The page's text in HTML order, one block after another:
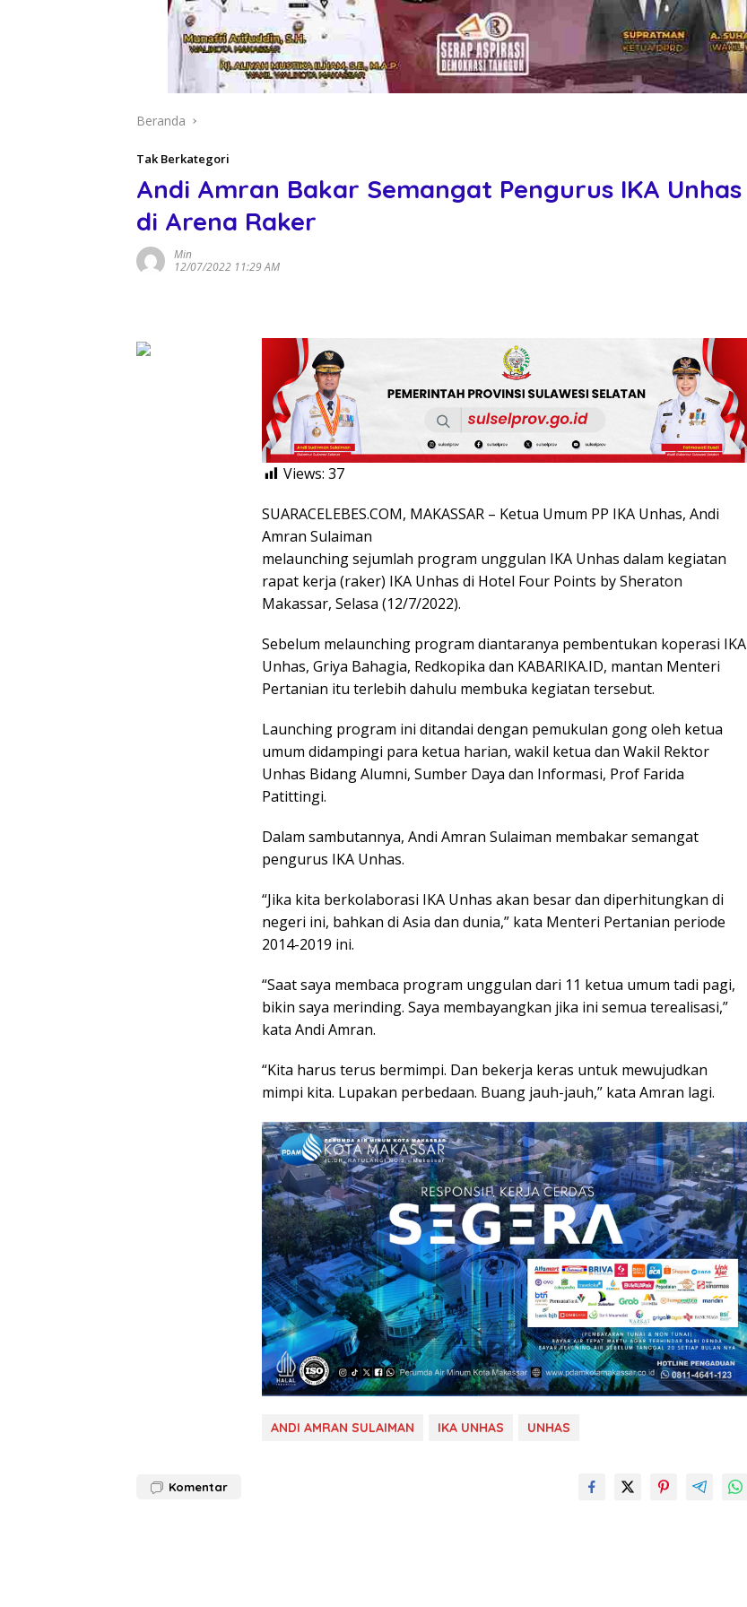
Beranda
Tak Berkategori
Andi Amran Bakar Semangat Pengurus IKA Unhas
di Arena Raker
Min
12/07/2022 11:29 AM
Views: 37
SUARACELEBES.COM, MAKASSAR – Ketua Umum PP IKA Unhas, Andi
Amran Sulaiman
melaunching sejumlah program unggulan IKA Unhas dalam kegiatan
rapat kerja (raker) IKA Unhas di Hotel Four Points by Sheraton
Makassar, Selasa (12/7/2022).
Sebelum melaunching program diantaranya pembentukan koperasi IKA
Unhas, Griya Bahagia, Redkopika dan KABARIKA.ID, mantan Menteri
Pertanian itu terlebih dahulu membuka kegiatan tersebut.
Launching program ini ditandai dengan pemukulan gong oleh ketua
umum didampingi para ketua harian, wakil ketua dan Wakil Rektor
Unhas Bidang Alumni, Sumber Daya dan Informasi, Prof Farida
Patittingi.
Dalam sambutannya, Andi Amran Sulaiman membakar semangat
pengurus IKA Unhas.
“Jika kita berkolaborasi IKA Unhas akan besar dan diperhitungkan di
negeri ini, bahkan di Asia dan dunia,” kata Menteri Pertanian periode
2014-2019 ini.
“Saat saya membaca program unggulan dari 11 ketua umum tadi pagi,
bikin saya merinding. Saya membayangkan jika ini semua terealisasi,”
kata Andi Amran.
“Kita harus terus bermimpi. Dan bekerja keras untuk mewujudkan
mimpi kita. Lupakan perbedaan. Buang jauh-jauh,” kata Amran lagi.
ANDI AMRAN SULAIMAN IKA UNHAS UNHAS
Komentar